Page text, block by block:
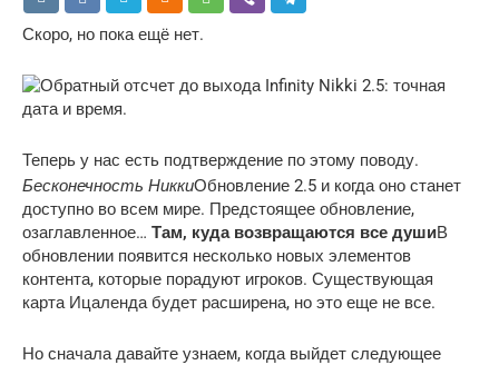
Скоро, но пока ещё нет.
Теперь у нас есть подтверждение по этому поводу.
Бесконечность НиккиОбновление 2.5 и когда оно станет
доступно во всем мире. Предстоящее обновление,
озаглавленное… Там, куда возвращаются все душиВ
обновлении появится несколько новых элементов
контента, которые порадуют игроков. Существующая
карта Ицаленда будет расширена, но это еще не все.
Но сначала давайте узнаем, когда выйдет следующее